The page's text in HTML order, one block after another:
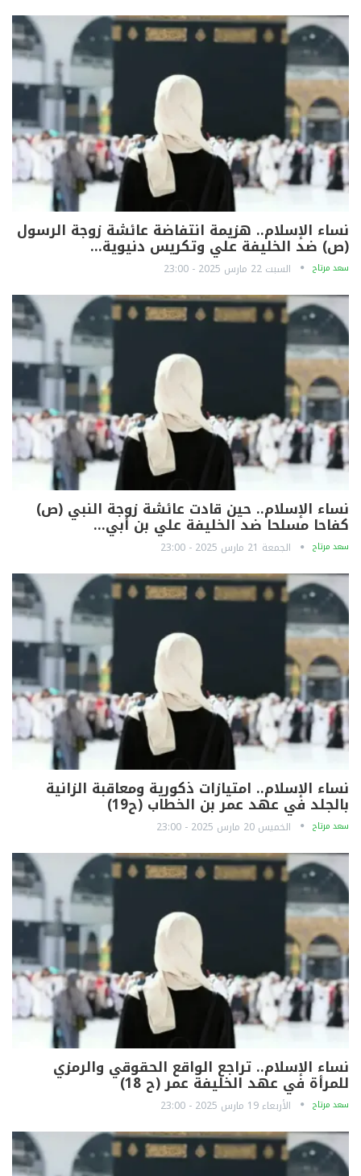
نساء الإسلام.. هزيمة انتفاضة عائشة زوجة الرسول
(ص) ضد الخليفة علي وتكريس دنيوية…
سعد مرتاح السبت 22 مارس 2025 - 23:00
نساء الإسلام.. حين قادت عائشة زوجة النبي (ص)
كفاحا مسلحا ضد الخليفة علي بن أبي…
سعد مرتاح الجمعة 21 مارس 2025 - 23:00
نساء الإسلام.. امتيازات ذكورية ومعاقبة الزانية
بالجلد في عهد عمر بن الخطاب (ح19)
سعد مرتاح الخميس 20 مارس 2025 - 23:00
نساء الإسلام.. تراجع الواقع الحقوقي والرمزي
للمرأة في عهد الخليفة عمر (ح 18)
سعد مرتاح الأربعاء 19 مارس 2025 - 23:00